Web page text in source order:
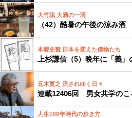
大竹聡 大酒の一滴
（42）酷暑の午後の涼み酒
本郷史観 日本を変えた傑物たち
上杉謙信（5）晩年に「義
五木寛之 流されゆく日々
連載12406回 男女共学の
人生100年時代の歩き方